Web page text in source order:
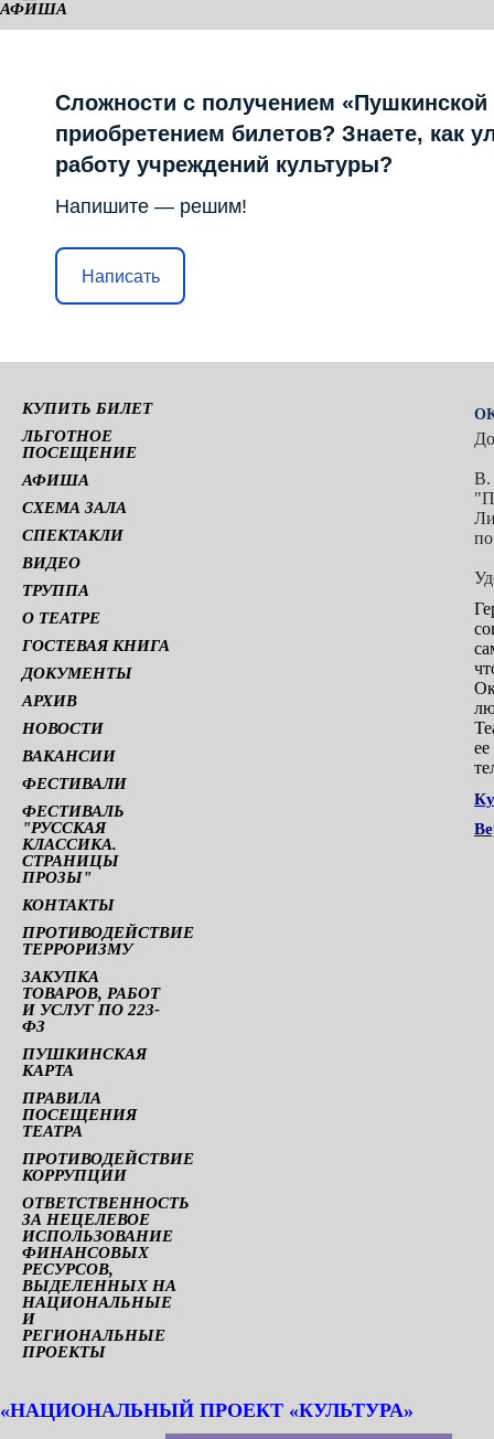
АФИША
Сложности с получением «Пушкинской
приобретением билетов? Знаете, как
работу учреждений культуры?
Напишите — решим!
Написать
КУПИТЬ БИЛЕТ
ЛЬГОТНОЕ
ПОСЕЩЕНИЕ
АФИША
СХЕМА ЗАЛА
СПЕКТАКЛИ
ВИДЕО
ТРУППА
О ТЕАТРЕ
ГОСТЕВАЯ КНИГА
ДОКУМЕНТЫ
АРХИВ
НОВОСТИ
ВАКАНСИИ
ФЕСТИВАЛИ
ФЕСТИВАЛЬ
"РУССКАЯ
КЛАССИКА.
СТРАНИЦЫ
ПРОЗЫ"
КОНТАКТЫ
ПРОТИВОДЕЙСТВИЕ
ТЕРРОРИЗМУ
ЗАКУПКА
ТОВАРОВ, РАБОТ
И УСЛУГ ПО 223-
ФЗ
ПУШКИНСКАЯ
КАРТА
ПРАВИЛА
ПОСЕЩЕНИЯ
ТЕАТРА
ПРОТИВОДЕЙСТВИЕ
КОРРУПЦИИ
ОТВЕТСТВЕННОСТЬ
ЗА НЕЦЕЛЕВОЕ
ИСПОЛЬЗОВАНИЕ
ФИНАНСОВЫХ
РЕСУРСОВ,
ВЫДЕЛЕННЫХ НА
НАЦИОНАЛЬНЫЕ
И
РЕГИОНАЛЬНЫЕ
ПРОЕКТЫ
«НАЦИОНАЛЬНЫЙ ПРОЕКТ «КУЛЬТУРА»
В.